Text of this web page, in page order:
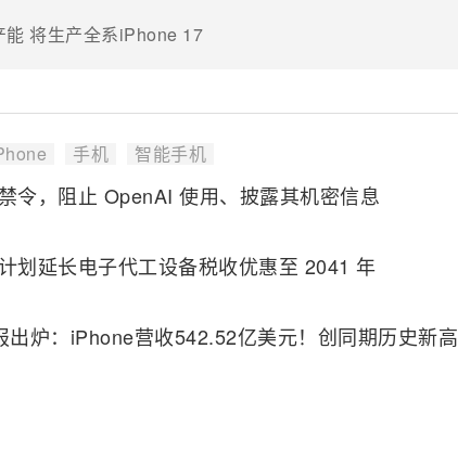
将生产全系iPhone 17
手机 智能手机
令，阻止 OpenAI 使用、披露其机密信息
划延长电子代工设备税收优惠至 2041 年
出炉：iPhone营收542.52亿美元！创同期历史新高